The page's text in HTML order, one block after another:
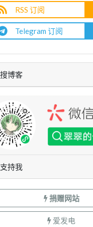
RSS 订阅
Telegram 订阅
博客
持我
捐赠网站
爱发电